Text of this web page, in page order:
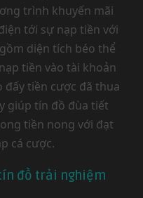
trình khuyến mãi
tới sự nạp tiền với
diện tích béo thể
tiền vào tài khoản
đấy tiền cược đã thua
giúp tín đồ đùa tiết
tiền nong với đạt
cá cược.
đồ trải nghiệm